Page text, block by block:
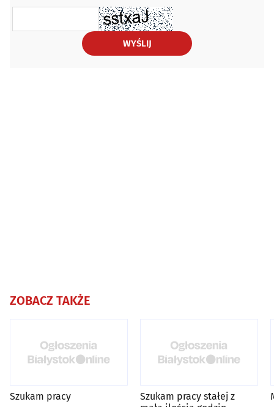
WYŚLIJ
ZOBACZ TAKŻE
Szukam pracy
Szukam pracy stałej z